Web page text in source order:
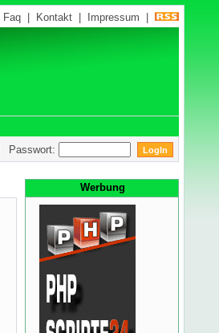
Faq Kontakt Impressum
Passwort:
Werbung